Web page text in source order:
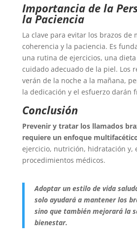
Importancia de la
la Paciencia
La clave para evitar los brazos de
coherencia y la paciencia. Es
una rutina de ejercicios, una
cuidado adecuado de la piel. Los
verán de la noche a la mañana,
la dedicación y el esfuerzo darán
Conclusión
Prevenir y tratar los llamados
requiere un enfoque
ejercicio, nutrición, hidratación y,
procedimientos médicos.
Adoptar un estilo de vida
solo ayudará a mantener los
sino que también mejorará la
bienestar.